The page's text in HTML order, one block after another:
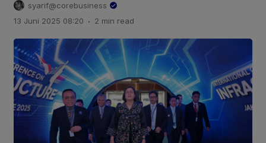
syarif@corebusiness
13 Juni 2025 08:20 . 2 min read